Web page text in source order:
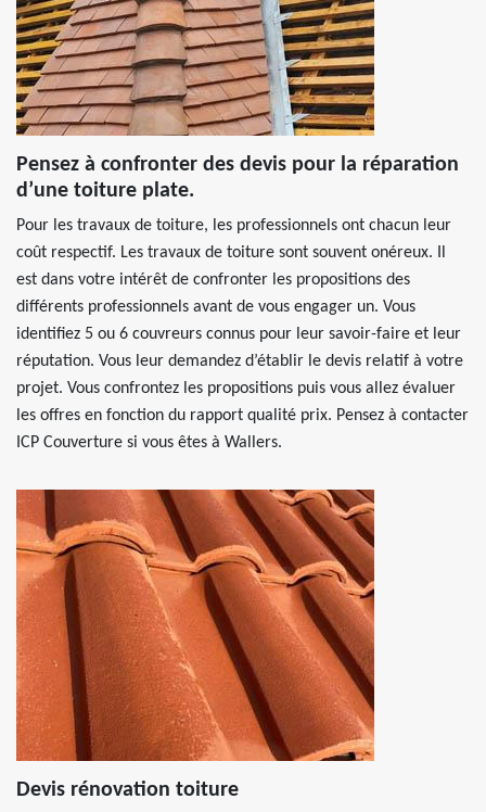
Pensez à confronter des devis pour la réparation
d’une toiture plate.
Pour les travaux de toiture, les professionnels ont chacun leur
coût respectif. Les travaux de toiture sont souvent onéreux. Il
est dans votre intérêt de confronter les propositions des
différents professionnels avant de vous engager un. Vous
identifiez 5 ou 6 couvreurs connus pour leur savoir-faire et leur
réputation. Vous leur demandez d’établir le devis relatif à votre
projet. Vous confrontez les propositions puis vous allez évaluer
les offres en fonction du rapport qualité prix. Pensez à contacter
ICP Couverture si vous êtes à Wallers.
Devis rénovation toiture